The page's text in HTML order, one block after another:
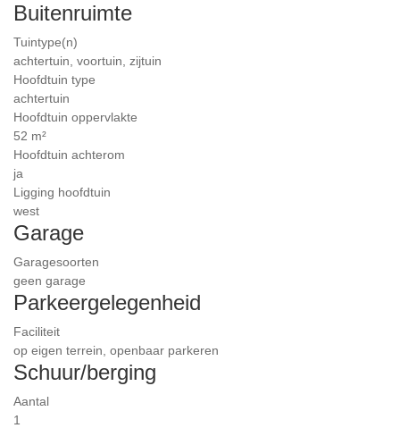
Buitenruimte
Tuintype(n)
achtertuin, voortuin, zijtuin
Hoofdtuin type
achtertuin
Hoofdtuin oppervlakte
52 m²
Hoofdtuin achterom
ja
Ligging hoofdtuin
west
Garage
Garagesoorten
geen garage
Parkeergelegenheid
Faciliteit
op eigen terrein, openbaar parkeren
Schuur/berging
Aantal
1